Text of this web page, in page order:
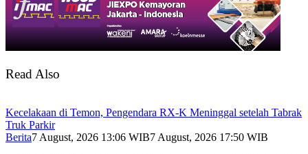
Read Also
Kecelakaan di Temon, Pengendara RX-K Meninggal setelah Tabrak
Truk Parkir
Berita7 August, 2026 13:06 WIB7 August, 2026 17:50 WIB